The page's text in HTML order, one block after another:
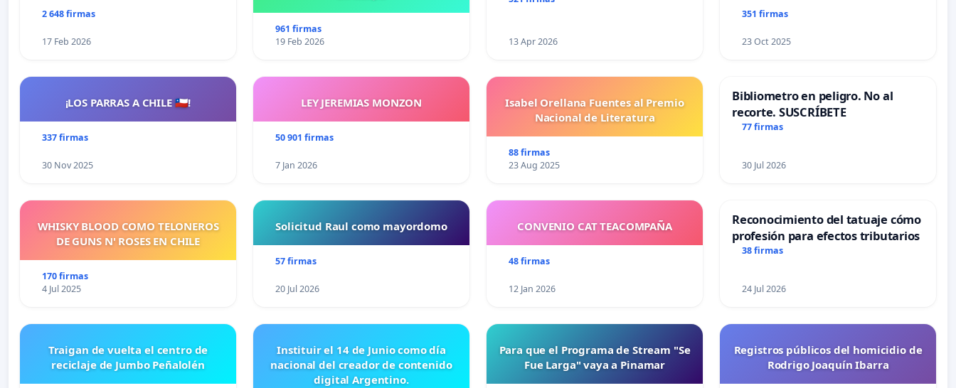
2 648 firmas
17 Feb 2026
961 firmas
19 Feb 2026
13 Apr 2026
351 firmas
23 Oct 2025
¡LOS PARRAS A CHILE 🇨🇱!
337 firmas
30 Nov 2025
LEY JEREMIAS MONZON
50 901 firmas
7 Jan 2026
Isabel Orellana Fuentes al Premio
Nacional de Literatura
88 firmas
23 Aug 2025
Bibliometro en peligro. No al
recorte. SUSCRÍBETE
77 firmas
30 Jul 2026
WHISKY BLOOD COMO TELONEROS
DE GUNS N' ROSES EN CHILE
170 firmas
4 Jul 2025
Solicitud Raul como mayordomo
57 firmas
20 Jul 2026
CONVENIO CAT TEACOMPAÑA
48 firmas
12 Jan 2026
Reconocimiento del tatuaje cómo
profesión para efectos tributarios
38 firmas
24 Jul 2026
Traigan de vuelta el centro de
reciclaje de Jumbo Peñalolén
Instituir el 14 de Junio como día
nacional del creador de contenido
digital Argentino.
Para que el Programa de Stream "Se
Fue Larga" vaya a Pinamar
Registros públicos del homicidio de
Rodrigo Joaquín Ibarra